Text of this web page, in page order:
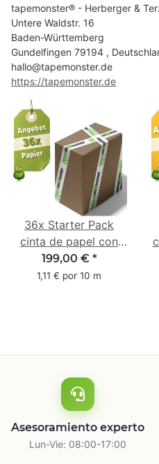
tapemonster® - Herberger &
Untere Waldstr. 16
Baden-Württemberg
Gundelfingen 79194 ,
hallo@tapemonster.de
https://tapemonster.de
36x Starter Pack
cinta de papel con
logo - 1 color - 50
mm x 50 m - caucho
199,00 € *
1,11 € por 10 m
Asesoramiento experto
Lun-Vie: 08:00-17:00